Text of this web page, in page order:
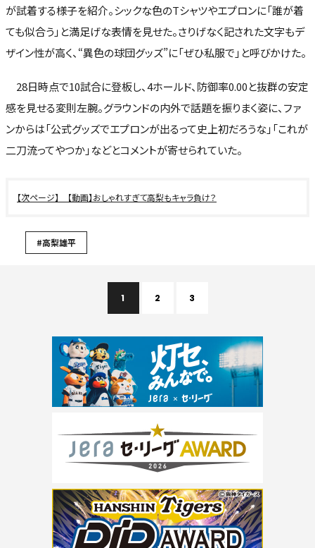
が試着する様子を紹介。シックな色のTシャツやエプロンに「誰が着
ても似合う」と満足げな表情を見せた。さりげなく記された文字もデ
ザイン性が高く、“異色の球団グッズ”に「ぜひ私服で」と呼びかけた。
28日時点で10試合に登板し、4ホールド、防御率0.00と抜群の安定
感を見せる変則左腕。グラウンドの内外で話題を振りまく姿に、ファ
ンからは「公式グッズでエプロンが出るって史上初だろうな」「これが
二刀流ってやつか」などとコメントが寄せられていた。
【動画】おしゃれすぎて高梨もキャラ負け？
#高梨雄平
1 2 3